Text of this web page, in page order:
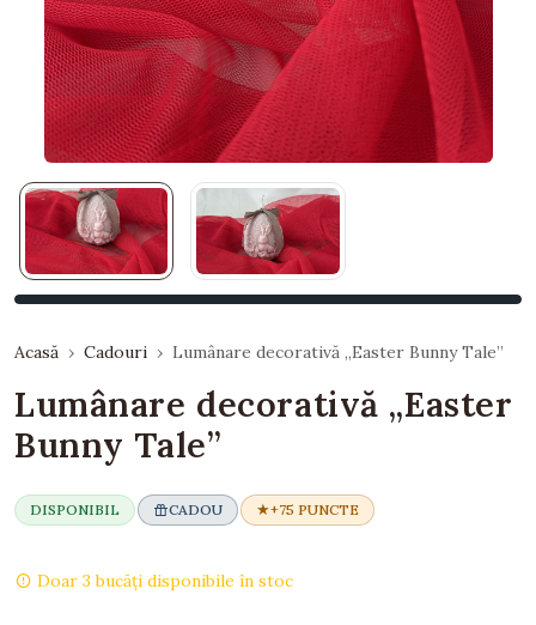
Acasă Cadouri Lumânare decorativă „Easter Bunny Tale”
Lumânare decorativă „Easter
Bunny Tale”
DISPONIBIL CADOU +75 PUNCTE
Doar 3 bucăți disponibile în stoc